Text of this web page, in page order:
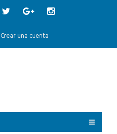
Crear una cuenta